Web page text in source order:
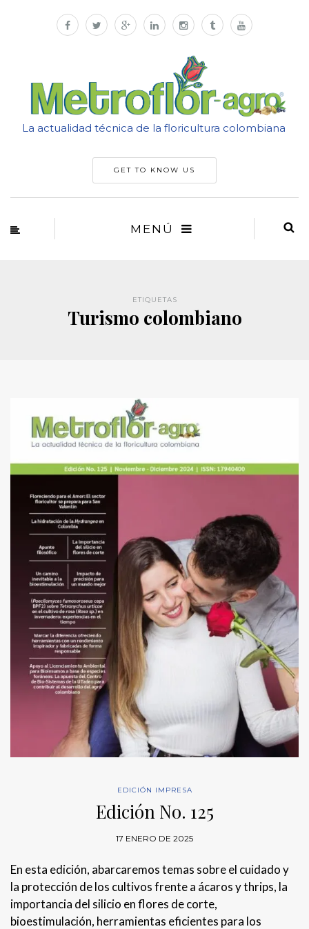
La actualidad técnica de la floricultura colombiana
GET TO KNOW US
MENÚ
ETIQUETAS
Turismo colombiano
EDICIÓN IMPRESA
Edición No. 125
17 ENERO DE 2025
En esta edición, abarcaremos temas sobre el cuidado y
la protección de los cultivos frente a ácaros y thrips, la
importancia del silicio en flores de corte,
bioestimulación, herramientas eficientes para los